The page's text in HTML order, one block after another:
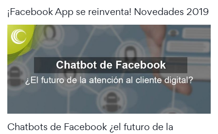
¡Facebook App se reinventa! Novedades 2019
Chatbots de Facebook ¿el futuro de la